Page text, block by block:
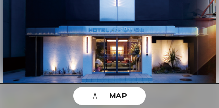
推薦
藝術
活動·廟會
美食·酒水
騎自行車
列表
Dive! Hiroshima 官方向導
廣島隨意旅行
廣島市內
景點
列表
廣島市內
安芸
活動
即時訊息 MAP